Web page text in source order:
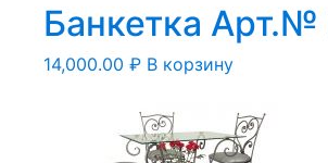
Банкетка
14,000.00 ₽ В корзину